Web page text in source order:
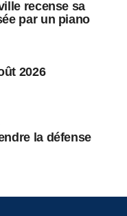
recense sa
par un piano
2026
la défense